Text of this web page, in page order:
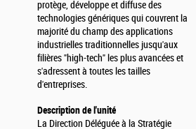
protège, développe et diffuse des
technologies génériques qui couvrent la
majorité du champ des applications
industrielles traditionnelles jusqu'aux
filières "high-tech" les plus avancées et
s'adressent à toutes les tailles
d'entreprises.
Description de l'unité
La Direction Déléguée à la Stratégie